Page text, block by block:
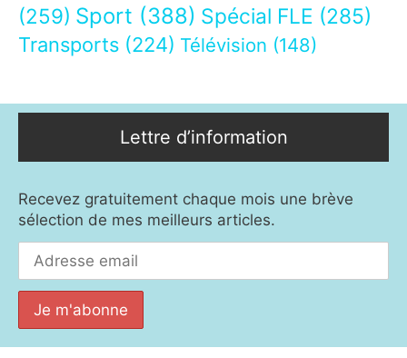
(259) Sport (388) Spécial FLE (285)
Transports (224) Télévision (148)
Lettre d’information
Recevez gratuitement chaque mois une brève
sélection de mes meilleurs articles.